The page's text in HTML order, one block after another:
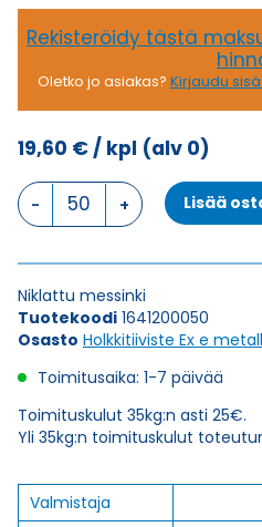
Rekisteröidy tästä
Oletko jo asiakas? Kirjaudu
19,60 €/ kpl (alv 0)
HSK-
MZ-
M
x
1,5
HOLKKITIIVISTE
määrä
Lisää
Niklattu messinki
Tuotekoodi 1641200050
Osasto Holkkitiiviste Ex e
Toimitusaika: 1-7 päivää
Toimituskulut 35kg:n asti 25€.
Yli 35kg:n toimituskulut
Valmistaja